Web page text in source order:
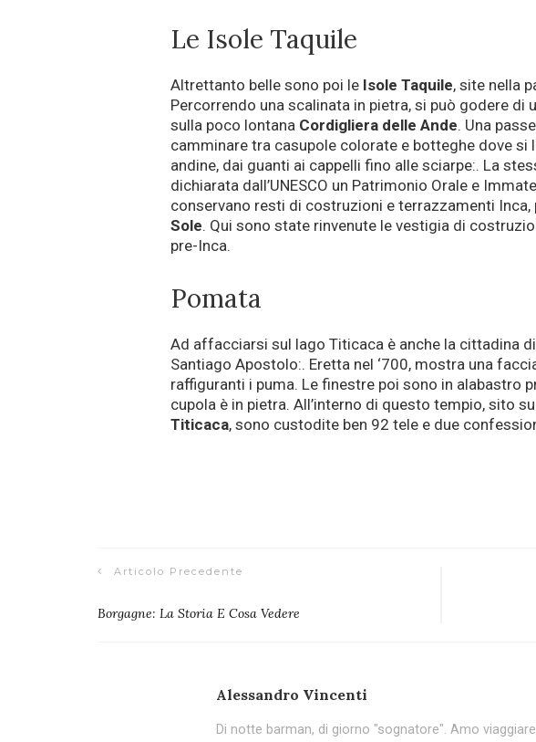
Le Isole Taquile
Altrettanto belle sono poi le Isole Taquile, site nella
Percorrendo una scalinata in pietra, si può godere di
sulla poco lontana Cordigliera delle Ande. Una
camminare tra casupole colorate e botteghe dove
andine, dai guanti ai cappelli fino alle sciarpe:. La
dichiarata dall’UNESCO un Patrimonio Orale e
conservano resti di costruzioni e terrazzamenti
Sole. Qui sono state rinvenute le vestigia di
pre-Inca.
Pomata
Ad affacciarsi sul lago Titicaca è anche la cittadina di
Santiago Apostolo:. Eretta nel ‘700, mostra una
raffiguranti i puma. Le finestre poi sono in alabastro
cupola è in pietra. All’interno di questo tempio, sito
Titicaca, sono custodite ben 92 tele e due
Articolo Precedente
Borgagne: La Storia E Cosa Vedere
Alessandro Vincenti
Di notte barman, di giorno "sognatore". Amo